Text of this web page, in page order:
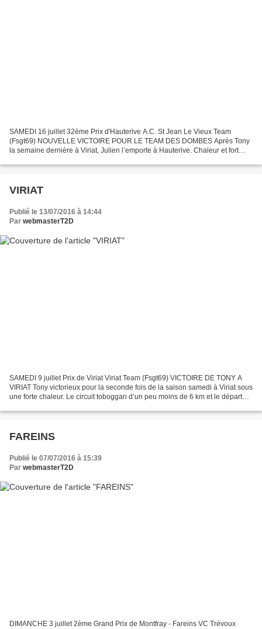
SAMEDI 16 juillet 32ème Prix d'Hauterive A.C. St Jean Le Vieux Team
(Fsgt69) NOUVELLE VICTOIRE POUR LE TEAM DES DOMBES Après Tony
la semaine dernière à Viriat, Julien l’emporte à Hauterive. Chaleur et fort
VIRIAT
Publié le 13/07/2016 à 14:44
Par webmasterT2D
SAMEDI 9 juillet Prix de Viriat Viriat Team (Fsgt69) VICTOIRE DE TONY A
VIRIAT Tony victorieux pour la seconde fois de la saison samedi à Viriat sous
une forte chaleur. Le circuit toboggan d’un peu moins de 6 km et le départ
FAREINS
Publié le 07/07/2016 à 15:39
Par webmasterT2D
DIMANCHE 3 juillet 2ème Grand Prix de Montfray - Fareins VC Trévoux